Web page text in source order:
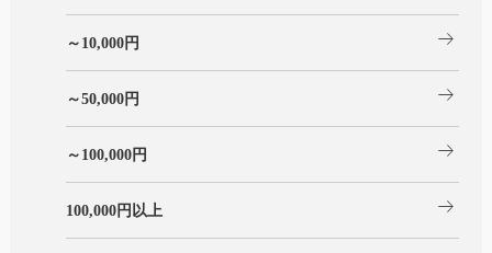
～10,000円 arrow_right_alt
～50,000円 arrow_right_alt
～100,000円 arrow_right_alt
100,000円以上 arrow_right_alt